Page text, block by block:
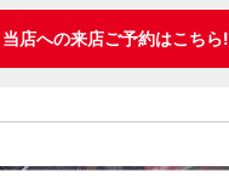
当店への来店ご予約はこちら!